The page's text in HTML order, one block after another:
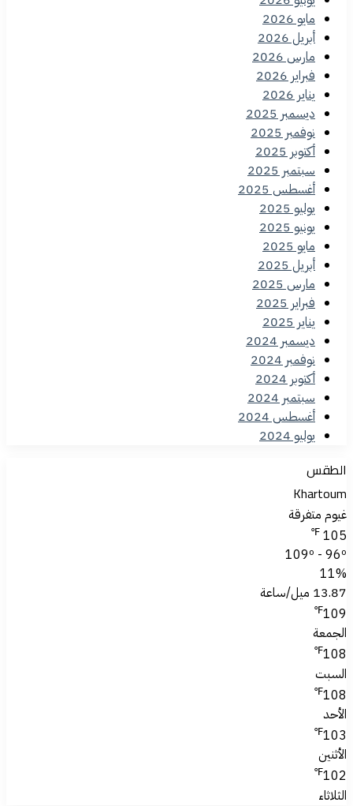
مايو 2026
أبريل 2026
مارس 2026
فبراير 2026
يناير 2026
ديسمبر 2025
نوفمبر 2025
أكتوبر 2025
سبتمبر 2025
أغسطس 2025
يوليو 2025
يونيو 2025
مايو 2025
أبريل 2025
مارس 2025
فبراير 2025
يناير 2025
ديسمبر 2024
نوفمبر 2024
أكتوبر 2024
سبتمبر 2024
أغسطس 2024
يوليو 2024
الطقس
Khartoum
غيوم متفرقة
105
℉
109º - 96º
11%
13.87 ميل/ساعة
109
℉
الجمعة
108
℉
السبت
108
℉
الأحد
103
℉
الأثنين
102
℉
الثلاثاء